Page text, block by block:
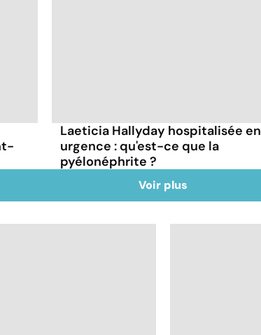
Laeticia Hallyday hospitalisée en
urgence : qu'est-ce que la
pyélonéphrite ?
Voir plus